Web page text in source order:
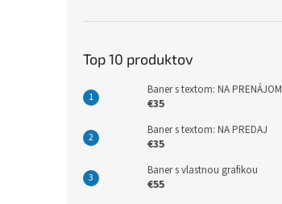
Top 10 produktov
Baner s textom: NA PRENÁJOM
€35
Baner s textom: NA PREDAJ
€35
Baner s vlastnou grafikou
€55